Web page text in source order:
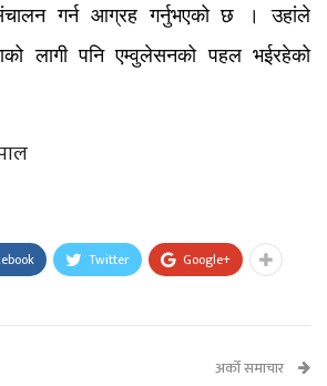
गर्न आग्रह गर्नुभएको छ । उहांले
लागी पनि एम्वुलेसनको पहल भईरहेको
Twitter Google+
अर्को समाचार